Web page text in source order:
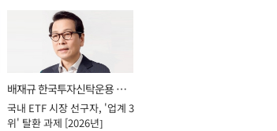
배재규 한국투자신탁운용 대
표이사 사장
국내 ETF 시장 선구자, '업계 3
위' 탈환 과제 [2026년]